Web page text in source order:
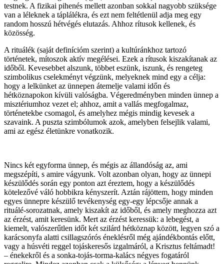
testnek. A fizikai pihenés mellett azonban sokkal nagyobb szüksége
van a léleknek a táplálékra, és ezt nem feltétlenül adja meg egy
random hosszú hétvégés elutazás. Ahhoz rítusok kellenek, és
közösség.
A rituálék (saját definícióm szerint) a kultúránkhoz tartozó
történetek, mítoszok aktív megélései. Ezek a rítusok kiszakítanak az
időből. Kevesebbet alszunk, többet eszünk, iszunk, és rengeteg
szimbolikus cselekményt végzünk, melyeknek mind egy a célja:
hogy a lelkünket az ünnepen átemelje valami időn és
hétköznapokon kívüli valóságba. Végeredményben minden ünnep a
misztériumhoz vezet el; ahhoz, amit a vallás megfogalmaz,
történetekbe csomagol, és amelyhez mégis mindig kevesek a
szavaink. A puszta szimbólumok azok, amelyben felsejlik valami,
ami az egész életünkre vonatkozik.
Nincs két egyforma ünnep, és mégis az állandóság az, ami
megszépíti, s amire vágyunk. Volt azonban olyan, hogy az ünnepi
készülődés során egy ponton azt éreztem, hogy a készülődés
kötelezővé váló hobbikra kényszerít. Aztán rájöttem, hogy minden
egyes ünnepre készülő tevékenység egy-egy lépcsője annak a
rituálé-sorozatnak, amely kiszakít az időből, és amely meghozza azt
az érzést, amit keresünk. Mert az érzést keressük: a lebegést, a
kiemelt, valószerűtlen időt két szilárd hétköznap között, legyen szó a
karácsonyfa alatti csillagszórós éneklésről még ajándékbontás előtt,
vagy a húsvéti reggel tojáskeresős izgalmáról, a Krisztus feltámadt!
– énekekről és a sonka-tojás-torma-kalács négyes fogatáról